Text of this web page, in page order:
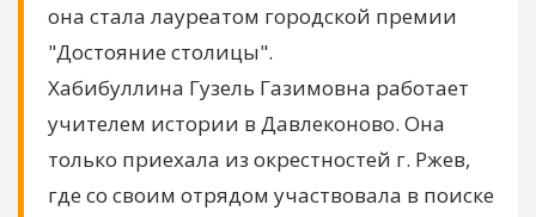
она стала лауреатом городской премии
"Достояние столицы".
Хабибуллина Гузель Газимовна работает
учителем истории в Давлеконово. Она
только приехала из окрестностей г. Ржев,
где со своим отрядом участвовала в поиске